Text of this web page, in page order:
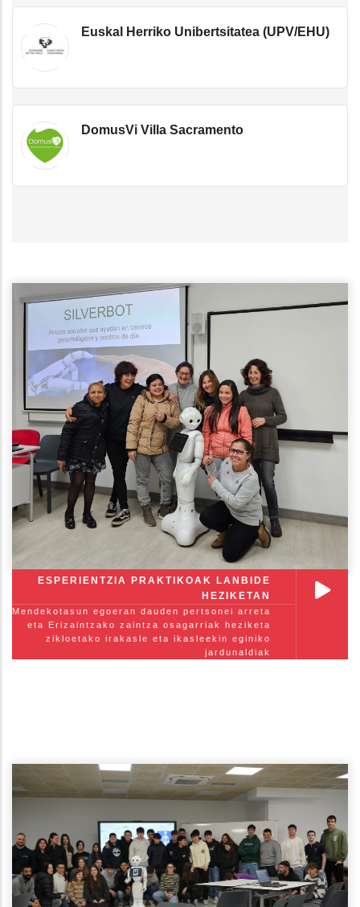
Euskal Herriko Unibertsitatea (UPV/EHU)
DomusVi Villa Sacramento
ESPERIENTZIA PRAKTIKOAK LANBIDE
HEZIKETAN
Mendekotasun egoeran dauden pertsonei arreta
eta Erizaintzako zaintza osagarriak heziketa
zikloetako irakasle eta ikasleekin eginiko
jardunaldiak